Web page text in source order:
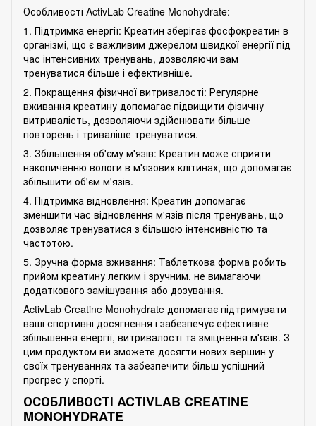
Особливості ActivLab Creatine Monohydrate:
1. Підтримка енергії: Креатин зберігає фосфокреатин в
організмі, що є важливим джерелом швидкої енергії під
час інтенсивних тренувань, дозволяючи вам
тренуватися більше і ефективніше.
2. Покращення фізичної витривалості: Регулярне
вживання креатину допомагає підвищити фізичну
витривалість, дозволяючи здійснювати більше
повторень і триваліше тренуватися.
3. Збільшення об'єму м'язів: Креатин може сприяти
накопиченню вологи в м'язових клітинах, що допомагає
збільшити об'єм м'язів.
4. Підтримка відновлення: Креатин допомагає
зменшити час відновлення м'язів після тренувань, що
дозволяє тренуватися з більшою інтенсивністю та
частотою.
5. Зручна форма вживання: Таблеткова форма робить
прийом креатину легким і зручним, не вимагаючи
додаткового замішування або дозування.
ActivLab Creatine Monohydrate допомагає підтримувати
ваші спортивні досягнення і забезпечує ефективне
збільшення енергії, витривалості та зміцнення м'язів. З
цим продуктом ви зможете досягти нових вершин у
своїх тренуваннях та забезпечити більш успішний
прогрес у спорті.
ОСОБЛИВОСТІ ACTIVLAB CREATINE
MONOHYDRATE